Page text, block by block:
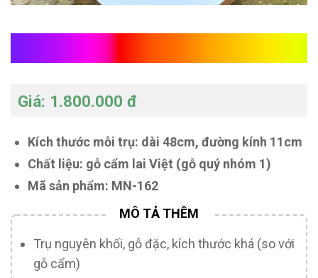
Giá: 1.800.000 đ
Kích thước mỗi trụ: dài 48cm, đường kính 11cm
Chất liệu: gỗ cẩm lai Việt (gỗ quý nhóm 1)
Mã sản phẩm: MN-162
Trụ nguyên khối, gỗ đặc, kích thước khá (so với
gỗ cẩm)